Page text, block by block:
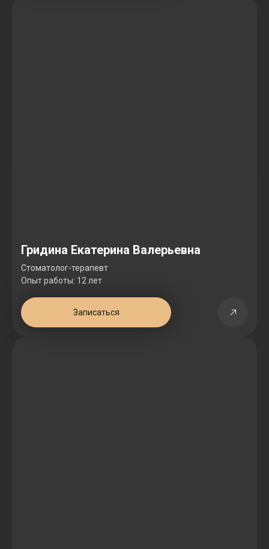
Гридина Екатерина Валерьевна
Стоматолог-терапевт
Опыт работы: 12 лет
Записаться